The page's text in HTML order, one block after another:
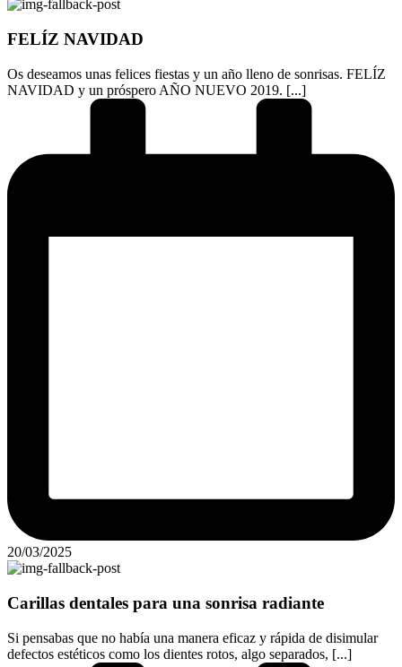
FELÍZ NAVIDAD
Os deseamos unas felices fiestas y un año lleno de sonrisas. FELÍZ
NAVIDAD y un próspero AÑO NUEVO 2019. [...]
20/03/2025
Carillas dentales para una sonrisa radiante
Si pensabas que no había una manera eficaz y rápida de disimular
defectos estéticos como los dientes rotos, algo separados, [...]